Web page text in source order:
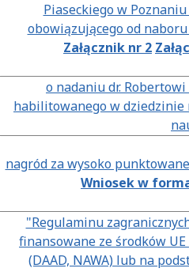
Piaseckiego w
obowiązującego od
Załącznik nr 2
o nadaniu dr.
habilitowanego w dziedzinie
nagród za wysoko
Wniosek w
"Regulaminu
finansowane ze środków
(DAAD, NAWA) lub na